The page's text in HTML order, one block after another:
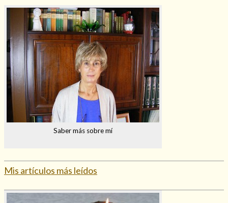
Saber más sobre mí
Mis artículos más leídos